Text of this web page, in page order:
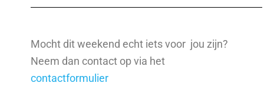
Mocht dit weekend echt iets voor jou zijn?
Neem dan contact op via het
contactformulier